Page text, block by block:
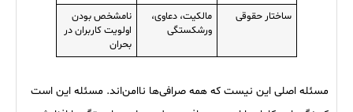
ساختار حقوقی
مالکیت، دعاوی،
ورشکستگی
نامشخص بودن
اولویت کاربران در
بحران
مسئله اصلی این نیست که همه صرافی‌ها ناامن‌اند. مسئله این است